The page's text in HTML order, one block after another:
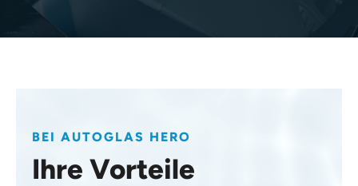
BEI AUTOGLAS HERO
Ihre Vorteile